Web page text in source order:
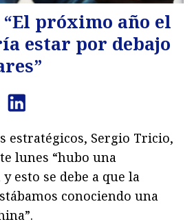
próximo año el
estar por debajo
estratégicos, Sergio Tricio,
lunes “hubo una
esto se debe a que la
conociendo una